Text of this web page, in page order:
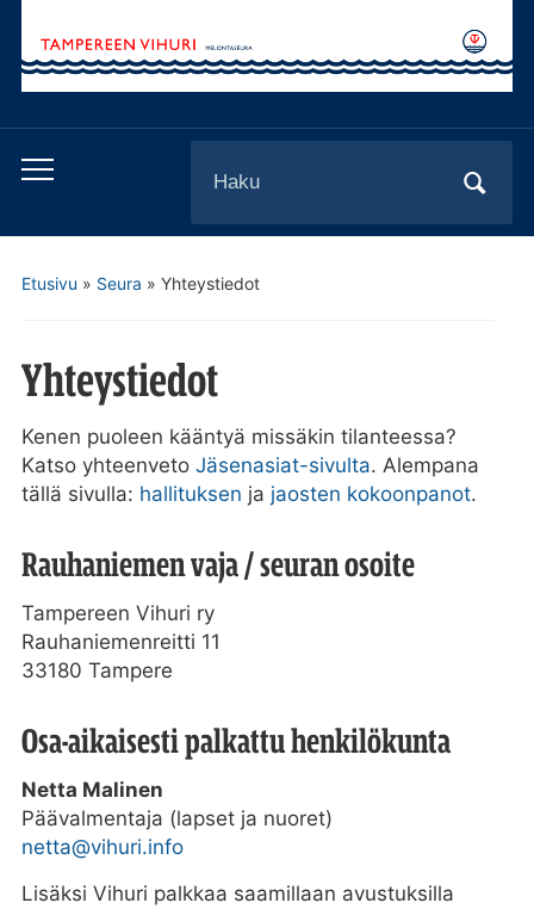
Toggle
for:
Etusivu » Seura » Yhteystiedot
Yhteystiedot
Kenen puoleen kääntyä missäkin tilanteessa?
Katso yhteenveto Jäsenasiat-sivulta. Alempana
tällä sivulla: hallituksen ja jaosten kokoonpanot.
Rauhaniemen vaja / seuran osoite
Tampereen Vihuri ry
Rauhaniemen­­reitti 11
33180 Tampere
Osa-aikaisesti palkattu henkilökunta
Netta Malinen
Päävalmentaja (lapset ja nuoret)
netta@vihuri.info
Lisäksi Vihuri palkkaa saamillaan avustuksilla